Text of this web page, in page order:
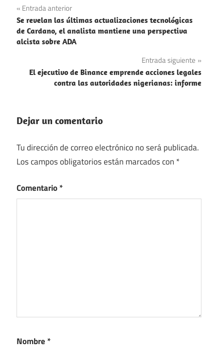
Navegación
de
entradas
Entrada anterior
Se revelan las últimas actualizaciones tecnológicas
de Cardano, el analista mantiene una perspectiva
alcista sobre ADA
Entrada siguiente
El ejecutivo de Binance emprende acciones legales
contra las autoridades nigerianas: informe
Dejar un comentario
Tu dirección de correo electrónico no será publicada.
Los campos obligatorios están marcados con *
Comentario*
Nombre *